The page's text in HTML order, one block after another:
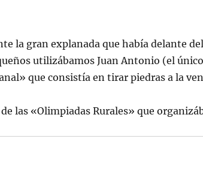
la gran explanada que había delante
utilizábamos Juan Antonio (el
que consistía en tirar piedras a la
las «Olimpiadas Rurales» que